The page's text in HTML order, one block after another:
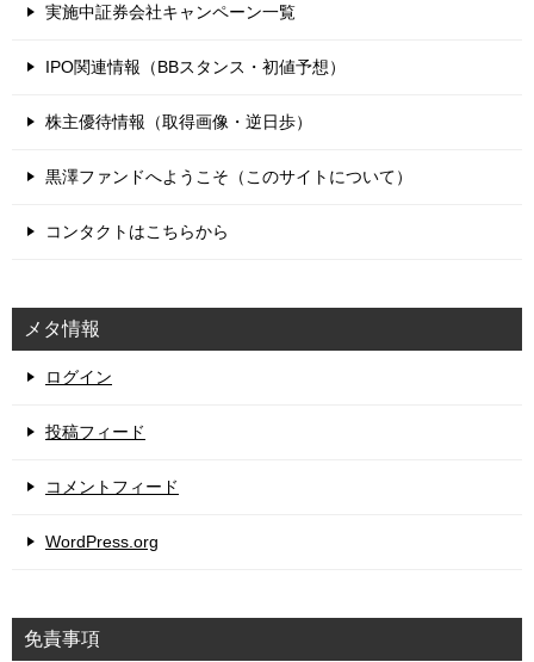
実施中証券会社キャンペーン一覧
IPO関連情報（BBスタンス・初値予想）
株主優待情報（取得画像・逆日歩）
黒澤ファンドへようこそ（このサイトについて）
コンタクトはこちらから
メタ情報
ログイン
投稿フィード
コメントフィード
WordPress.org
免責事項